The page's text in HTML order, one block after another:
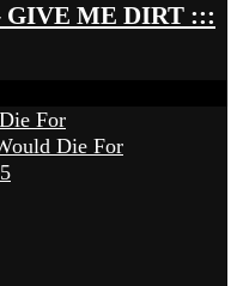
GIVE ME DIRT :::
For
Die For